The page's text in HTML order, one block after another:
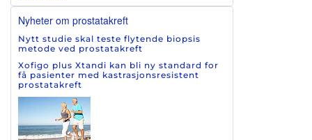
Nyheter om prostatakreft
Nytt studie skal teste flytende biopsis
metode ved prostatakreft
Xofigo plus Xtandi kan bli ny standard for
få pasienter med kastrasjonsresistent
prostatakreft